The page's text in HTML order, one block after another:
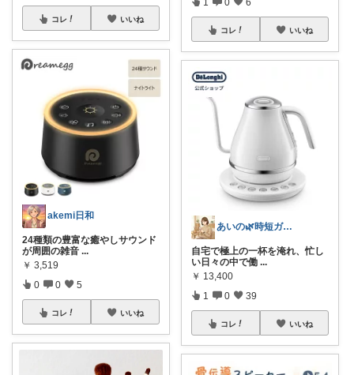
コレ いいね
akemi日和
24種類の豊富な癒やしサウンド
が周囲の雑音 ...
￥ 3,519
0 0 5
コレ いいね
コレ いいね
あいの🌿時短ガジェットと賢い暮らし
自宅で極上の一杯を淹れ、忙し
い日々の中で働 ...
￥ 13,400
1 0 39
コレ いいね